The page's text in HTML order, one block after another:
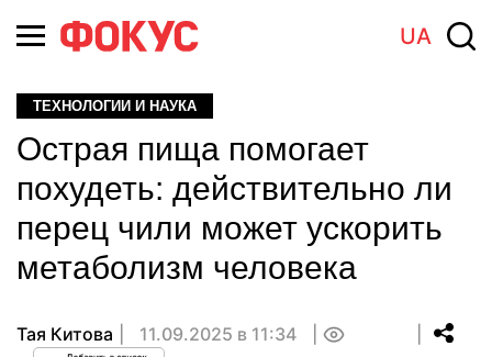
UA
ТЕХНОЛОГИИ И НАУКА
Острая пища помогает
похудеть: действительно ли
перец чили может ускорить
метаболизм человека
Тая Китова 11.09.2025 в 11:34